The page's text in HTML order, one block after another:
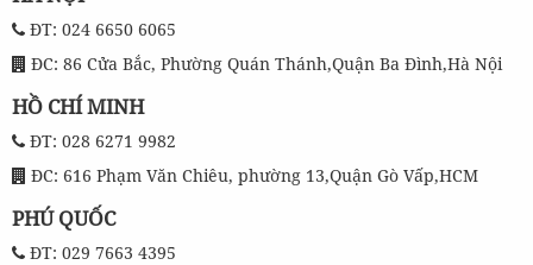
ĐT: 024 6650 6065
ĐC: 86 Cửa Bắc, Phường Quán Thánh,Quận Ba Đình,Hà Nội
HỒ CHÍ MINH
ĐT: 028 6271 9982
ĐC: 616 Phạm Văn Chiêu, phường 13,Quận Gò Vấp,HCM
PHÚ QUỐC
ĐT: 029 7663 4395